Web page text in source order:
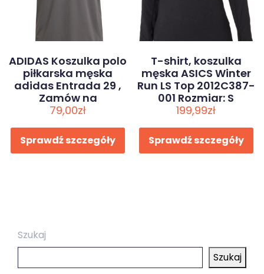
ADIDAS Koszulka polo
piłkarska męska
adidas Entrada 29 ,
Zamów na
Decathlon.pl – 30 dni
79,00zł
Sprawdź szczegóły
T-shirt, koszulka
męska ASICS Winter
Run LS Top 2012C387-
001 Rozmiar: S
199,99zł
Sprawdź szczegóły
Szukaj
Szukaj